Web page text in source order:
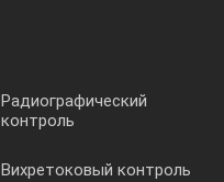
Радиографический
контроль
Вихретоковый контроль